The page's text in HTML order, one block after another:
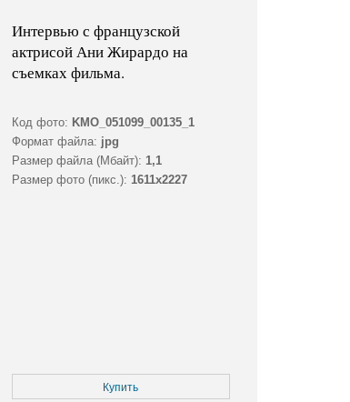
Интервью с французской
актрисой Ани Жирардо на
съемках фильма.
Код фото: KMO_051099_00135_1
Формат файла: jpg
Размер файла (Мбайт): 1,1
Размер фото (пикс.): 1611x2227
Купить